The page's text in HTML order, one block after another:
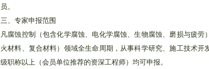
员。
三、专家申报范围
凡腐蚀控制（包含化学腐蚀、电化学腐蚀、生物腐蚀、磨损与疲
火材料、复合材料）领域全生命周期，从事科学研究、施工技术
级职称以上（会员单位推荐的资深工程师）均可申报。